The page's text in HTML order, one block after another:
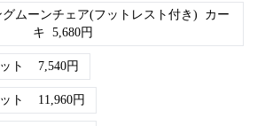
ムーンチェア(フットレスト付き)
カー
キ 5,680円
ト 7,540円
ト 11,960円